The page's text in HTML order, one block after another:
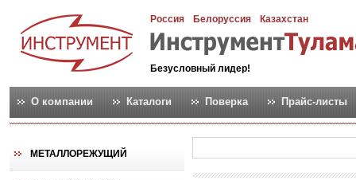
Россия Белоруссия Казахстан
Безусловный лидер!
О компании Каталоги Поверка Прайс-листы
МЕТАЛЛОРЕЖУЩИЙ